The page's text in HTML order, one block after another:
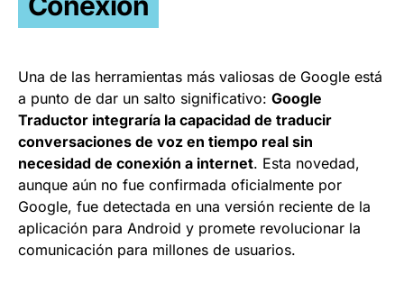
Una de las herramientas más valiosas de Google está
a punto de dar un salto significativo: Google
Traductor integraría la capacidad de traducir
conversaciones de voz en tiempo real sin
necesidad de conexión a internet. Esta novedad,
aunque aún no fue confirmada oficialmente por
Google, fue detectada en una versión reciente de la
aplicación para Android y promete revolucionar la
comunicación para millones de usuarios.